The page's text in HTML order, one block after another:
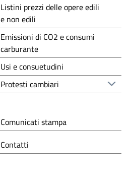
Listini prezzi delle opere edili
e non edili
Emissioni di CO2 e consumi
carburante
Usi e consuetudini
Protesti cambiari
Comunicati stampa
Contatti